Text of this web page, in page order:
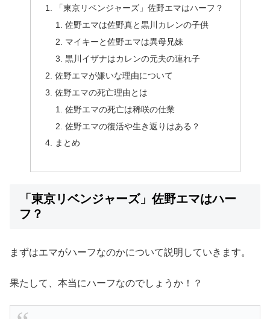
「東京リベンジャーズ」佐野エマはハーフ？
佐野エマは佐野真と黒川カレンの子供
マイキーと佐野エマは異母兄妹
黒川イザナはカレンの元夫の連れ子
佐野エマが嫌いな理由について
佐野エマの死亡理由とは
佐野エマの死亡は稀咲の仕業
佐野エマの復活や生き返りはある？
まとめ
「東京リベンジャーズ」佐野エマはハー
フ？
まずはエマがハーフなのかについて説明していきます。
果たして、本当にハーフなのでしょうか！？